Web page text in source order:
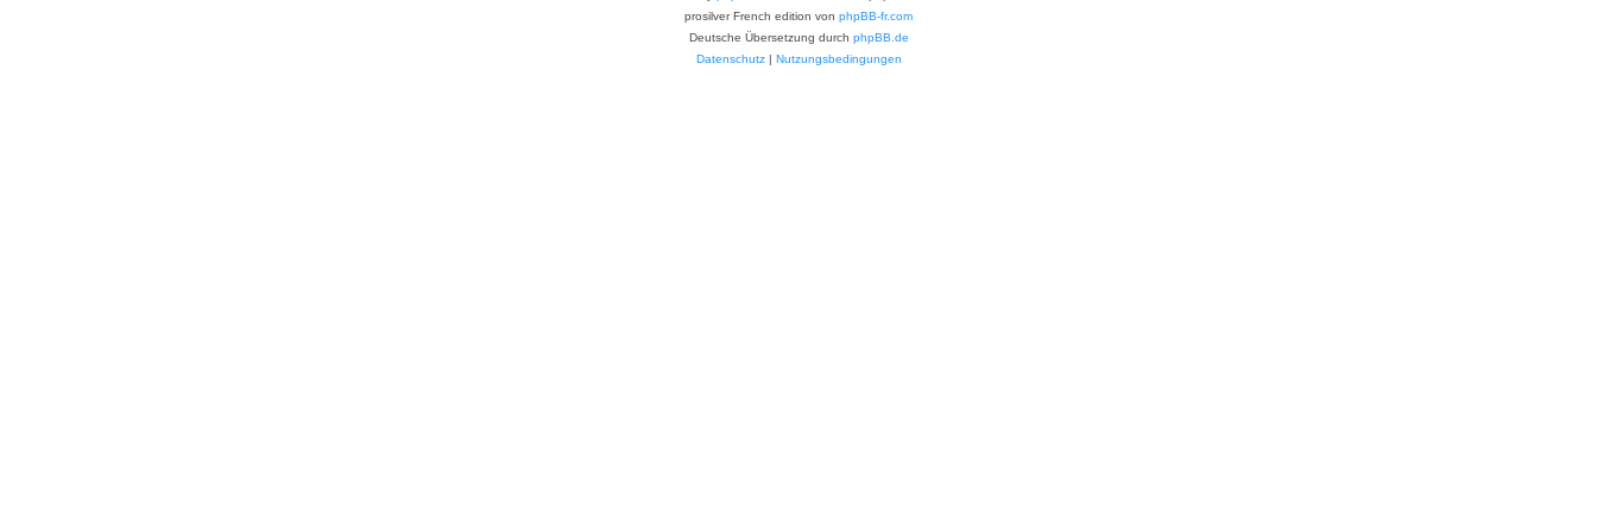
prosilver French edition von phpBB-fr.com
Deutsche Übersetzung durch phpBB.de
Datenschutz| Nutzungsbedingungen